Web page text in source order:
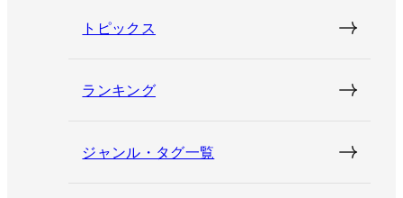
トピックス
ランキング
ジャンル・タグ一覧